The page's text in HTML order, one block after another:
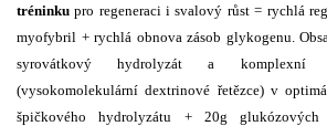
tréninku pro regeneraci i svalový růst = rychlá
myofybril + rychlá obnova zásob glykogenu.
syrovátkový hydrolyzát a komplexní
(vysokomolekulární dextrinové řetězce) v
špičkového hydrolyzátu + 20g